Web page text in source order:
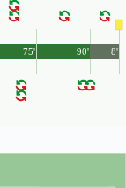
90'
75' 8'